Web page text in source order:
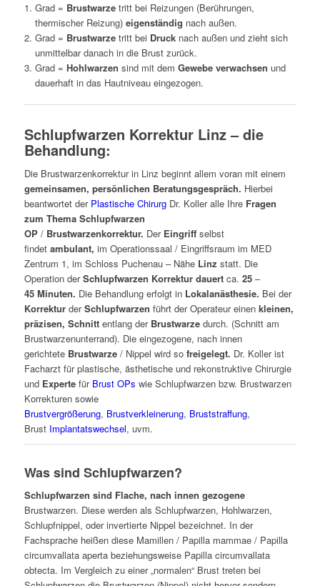
Grad = Brustwarzetritt bei Reizungen (Berührungen,
thermischer Reizung) eigenständig nach außen.
Grad = Brustwarzetritt bei Drucknach außen und zieht sich
unmittelbar danach in die Brust zurück.
Grad = Hohlwarzen sind mit dem Gewebe verwachsen und
dauerhaft in das Hautniveau eingezogen.
Schlupfwarzen Korrektur Linz – die
Behandlung:
Die Brustwarzenkorrektur in Linz beginnt allem voran mit einem
gemeinsamen, persönlichen Beratungsgespräch. Hierbei
beantwortet der Plastische ChirurgDr. Koller alle Ihre Fragen
zum Thema Schlupfwarzen
OP/ Brustwarzenkorrektur. Der Eingriffselbst
findet ambulant, im Operationssaal / Eingriffsraum im MED
Zentrum 1, im Schloss Puchenau – Nähe Linz statt. Die
Operation derSchlupfwarzen Korrektur dauertca. 25–
45 Minuten. Die Behandlung erfolgt in Lokalanästhesie. Bei der
KorrekturderSchlupfwarzen führt der Operateur einen kleinen,
präzisen, Schnittentlang der Brustwarzedurch. (Schnitt am
Brustwarzenunterrand). Die eingezogene, nach innen
gerichtete Brustwarze/ Nippel wird so freigelegt. Dr. Koller ist
Facharzt für plastische, ästhetische und rekonstruktive Chirurgie
und Expertefür Brust OPs wie Schlupfwarzen bzw. Brustwarzen
Korrekturen sowie
Brustvergrößerung, Brustverkleinerung, Bruststraffung,
Brust Implantatswechsel, uvm.
Was sind Schlupfwarzen?
Schlupfwarzen sind Flache, nach innen gezogene
Brustwarzen. Diese werden als Schlupfwarzen, Hohlwarzen,
Schlupfnippel, oder invertierte Nippel bezeichnet. In der
Fachsprache heißen diese Mamillen / Papilla mammae / Papilla
circumvallata aperta beziehungsweise Papilla circumvallata
obtecta. Im Vergleich zu einer „normalen“ Brust treten bei